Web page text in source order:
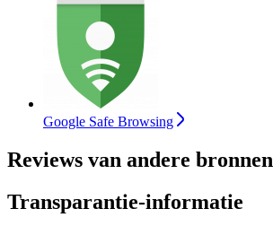
Google Safe Browsing
Reviews van andere bronnen
Transparantie-informatie